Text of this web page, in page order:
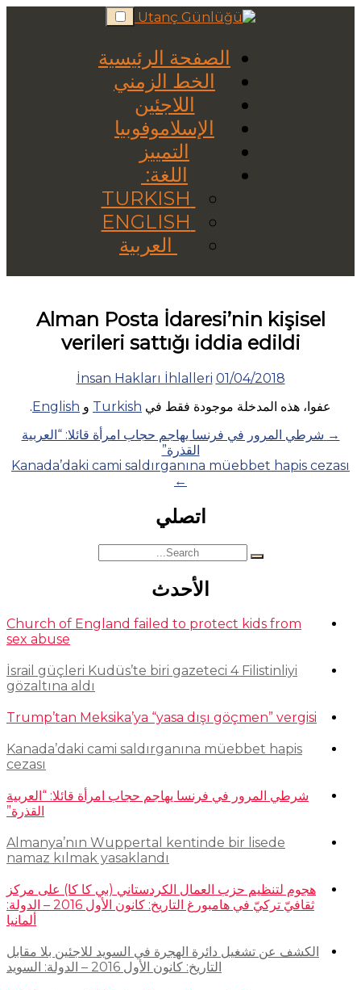
Skip
to
الصفحة الرئيسية
الخط الزمني
اللاجئين
الإسلاموفوبيا
التمييز
اللغة:
العربية
Alman Posta İdaresi’nin kişisel
verileri sattığı iddia edildi
01/04/2018
İnsan Hakları İhlalleri
عفوا، هذه المدخلة موجودة فقط في Turkish و English
.
Posts
navigation
→ شرطي المرور في فرنسا يهاجم حجاب امرأة قائلا: “العربية
القذرة”
Kanada’daki cami saldırganına müebbet hapis cezası
←
اتصلي
Search
for:
الأحدث
Church of England failed to protect kids from
sex abuse
İsrail güçleri Kudüs’te biri gazeteci 4 Filistinliyi
gözaltına aldı
Trump’tan Meksika’ya “yasa dışı göçmen” vergisi
Kanada’daki cami saldırganına müebbet hapis
cezası
شرطي المرور في فرنسا يهاجم حجاب امرأة قائلا: “العربية
القذرة”
Almanya’nın Wuppertal kentinde bir lisede
namaz kılmak yasaklandı
هجوم لتنظيم حزب العمال الكردستاني (بي كا كا) على مركز
ثقافيّ تركيّ في هامبورغ التاريخ: كانون الأول 2016 – الدولة:
ألمانيا
الكشف عن تشغيل دائرة الهجرة في السويد للاجئين بلا مقابل
التاريخ: كانون الأول 2016 – الدولة: السويد